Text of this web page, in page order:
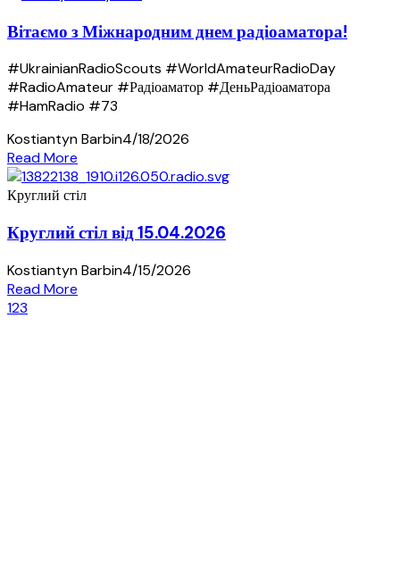
Вітаємо з Міжнародним днем радіоаматора!
#UkrainianRadioScouts #WorldAmateurRadioDay
#RadioAmateur #Радіоаматор #ДеньРадіоаматора
#HamRadio #73
Kostiantyn Barbin4/18/2026
Read More
Круглий стіл
Круглий стіл від 15.04.2026
Kostiantyn Barbin4/15/2026
Read More
123